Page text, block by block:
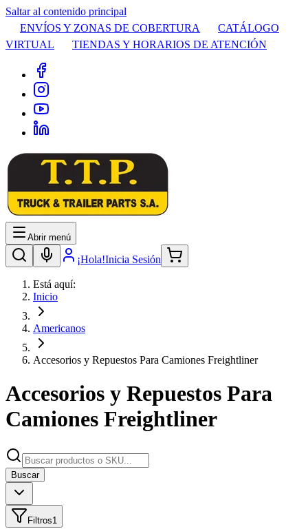
Saltar al contenido principal
ENVÍOS Y ZONAS DE COBERTURA
CATÁLOGO
VIRTUAL
TIENDAS Y HORARIOS DE ATENCIÓN
Abrir menú
¡Hola!Inicia Sesión
Está aquí:
Inicio
Americanos
Accesorios y Repuestos Para Camiones Freightliner
Accesorios y Repuestos Para
Camiones Freightliner
Buscar
Filtros1